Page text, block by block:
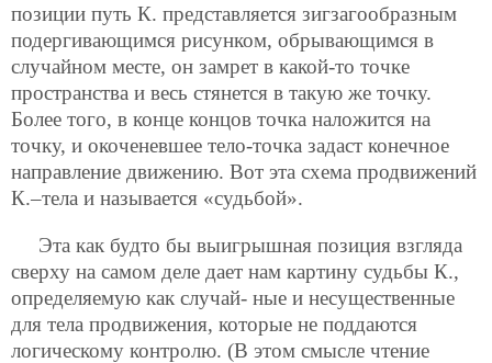
позиции путь К. представляется зигзагообразным
подергивающимся рисунком, обрывающимся в
случайном месте, он замрет в какой-то точке
пространства и весь стянется в такую же точку.
Более того, в конце концов точка наложится на
точку, и окоченевшее тело-точка задаст конечное
направление движению. Вот эта схема продвижений
К.–тела и называется «судьбой».
Эта как будто бы выигрышная позиция взгляда
сверху на самом деле дает нам картину судьбы К.,
определяемую как случай- ные и несущественные
для тела продвижения, которые не поддаются
логическому контролю. (В этом смысле чтение